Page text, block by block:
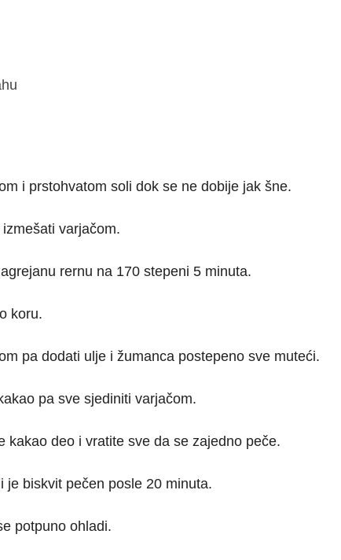
i prstohvatom soli dok se ne dobije jak šne.
varjačom.
rernu na 170 stepeni 5 minuta.
koru.
pa dodati ulje i žumanca postepeno sve muteći.
pa sve sjediniti varjačom.
kakao deo i vratite sve da se zajedno peče.
je biskvit pečen posle 20 minuta.
potpuno ohladi.